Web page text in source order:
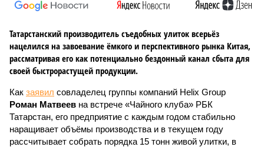
Татарстанский производитель съедобных улиток всерьёз
нацелился на завоевание ёмкого и перспективного рынка Китая,
рассматривая его как потенциально бездонный канал сбыта для
своей быстрорастущей продукции.
Как заявил совладелец группы компаний Helix Group
Роман Матвеев на встрече «Чайного клуба» РБК
Татарстан, его предприятие с каждым годом стабильно
наращивает объёмы производства и в текущем году
рассчитывает собрать порядка 15 тонн живой улитки, в